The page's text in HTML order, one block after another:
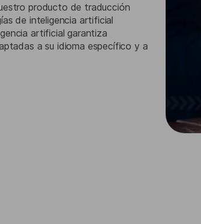
producto de traducción
de inteligencia artificial
artificial garantiza
a su idioma específico y a